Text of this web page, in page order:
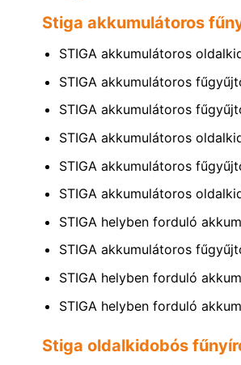
Stiga akkumulátoros
STIGA akkumulátoros
STIGA akkumulátoros
STIGA akkumulátoros
STIGA akkumulátoros
STIGA akkumulátoros
STIGA akkumulátoros
STIGA helyben forduló
STIGA akkumulátoros
STIGA helyben forduló
STIGA helyben forduló
Stiga oldalkidobós